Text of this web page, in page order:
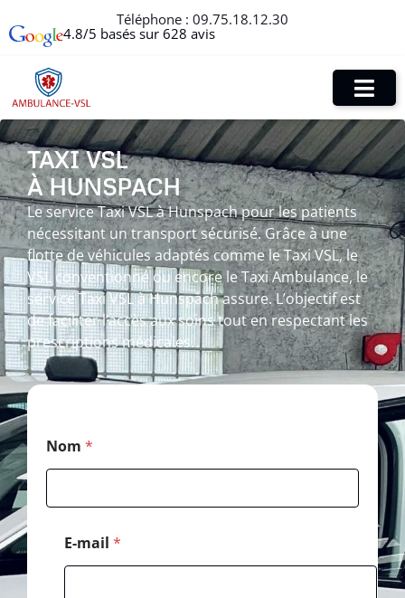
Téléphone : 09.75.18.12.30
4.8/5 basés sur 628 avis
TAXI VSL
À HUNSPACH
Le service Taxi VSL à Hunspach pour les patients
nécessitant un transport sécurisé. Grâce à une
flotte de véhicules adaptés comme le Taxi VSL, le
VSL conventionné ou encore le Taxi Ambulance, le
service Taxi VSL à Hunspach assure. L’objectif est
de faciliter l’accès aux soins tout en respectant les
prescriptions médicales.
Nom *
E-mail *
*
E
m
a
i
l
C
o
d